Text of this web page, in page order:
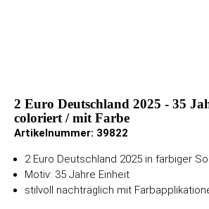
2 Euro Deutschland 2025 - 35
coloriert / mit Farbe
Artikelnummer: 39822
2 Euro Deutschland 2025 in farbiger
Motiv: 35 Jahre Einheit
stilvoll nachträglich mit